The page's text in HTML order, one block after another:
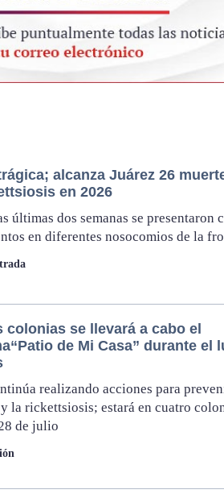
alcanza Juárez 26
en 2026
últimas dos semanas se presentaron
en diferentes nosocomios de la
colonias se llevará a cabo el
de Mi Casa” durante el
realizando acciones para
la rickettsiosis; estará en cuatro
de julio